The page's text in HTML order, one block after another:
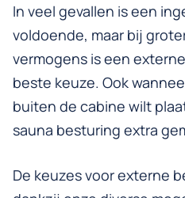
In veel gevallen is een
voldoende, maar bij
vermogens is een
beste keuze. Ook
buiten de cabine wilt
sauna besturing extra
De keuzes voor externe